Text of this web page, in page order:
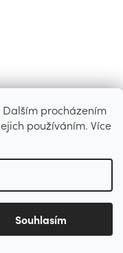
procházením
používáním. Více
Souhlasím